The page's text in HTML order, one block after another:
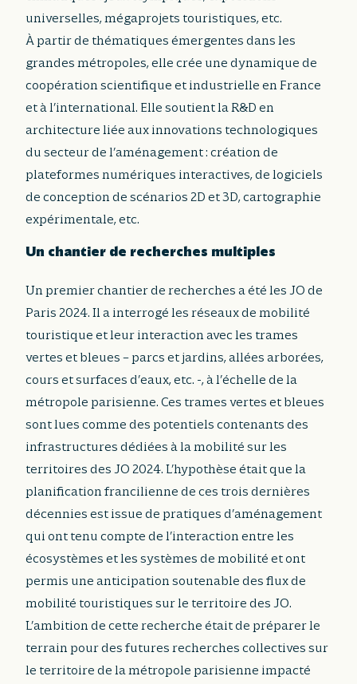
universelles, mégaprojets touristiques, etc.
À partir de thématiques émergentes dans les
grandes métropoles, elle crée une dynamique de
coopération scientifique et industrielle en France
et à l’international. Elle soutient la R&D en
architecture liée aux innovations technologiques
du secteur de l’aménagement : création de
plateformes numériques interactives, de logiciels
de conception de scénarios 2D et 3D, cartographie
expérimentale, etc.
Un chantier de recherches multiples
Un premier chantier de recherches a été les JO de
Paris 2024. Il a interrogé les réseaux de mobilité
touristique et leur interaction avec les trames
vertes et bleues – parcs et jardins, allées arborées,
cours et surfaces d’eaux, etc. -, à l’échelle de la
métropole parisienne. Ces trames vertes et bleues
sont lues comme des potentiels contenants des
infrastructures dédiées à la mobilité sur les
territoires des JO 2024. L’hypothèse était que la
planification francilienne de ces trois dernières
décennies est issue de pratiques d’aménagement
qui ont tenu compte de l’interaction entre les
écosystèmes et les systèmes de mobilité et ont
permis une anticipation soutenable des flux de
mobilité touristiques sur le territoire des JO.
L’ambition de cette recherche était de préparer le
terrain pour des futures recherches collectives sur
le territoire de la métropole parisienne impacté